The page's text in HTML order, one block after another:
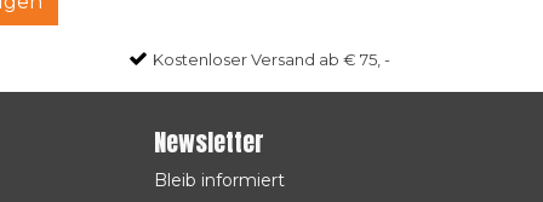
Kostenloser Versand ab € 75, -
Newsletter
Bleib informiert